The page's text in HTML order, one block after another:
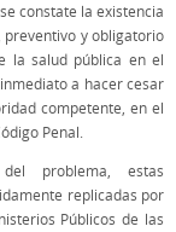
constate la existencia
y obligatorio
la salud pública en el
a hacer cesar
competente, en el
Penal.
problema, estas
replicadas por
Públicos de las